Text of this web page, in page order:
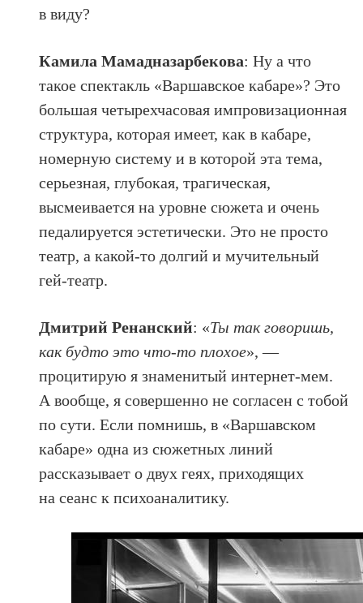
в виду?
Камила Мамадназарбекова: Ну а что
такое спектакль «Варшавское кабаре»? Это
большая четырехчасовая импровизационная
структура, которая имеет, как в кабаре,
номерную систему и в которой эта тема,
серьезная, глубокая, трагическая,
высмеивается на уровне сюжета и очень
педалируется эстетически. Это не просто
театр, а какой-то долгий и мучительный
гей-театр.
Дмитрий Ренанский: «Ты так говоришь,
как будто это что-то плохое», —
процитирую я знаменитый интернет-мем.
А вообще, я совершенно не согласен с тобой
по сути. Если помнишь, в «Варшавском
кабаре» одна из сюжетных линий
рассказывает о двух геях, приходящих
на сеанс к психоаналитику.